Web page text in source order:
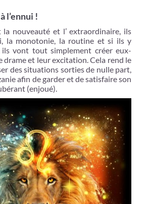
l’ennui !
nouveauté et l’ extraordinaire, ils
la monotonie, la routine et si ils y
vont tout simplement créer eux-
drame et leur excitation. Cela rend le
des situations sorties de nulle part,
afin de garder et de satisfaire son
(enjoué).